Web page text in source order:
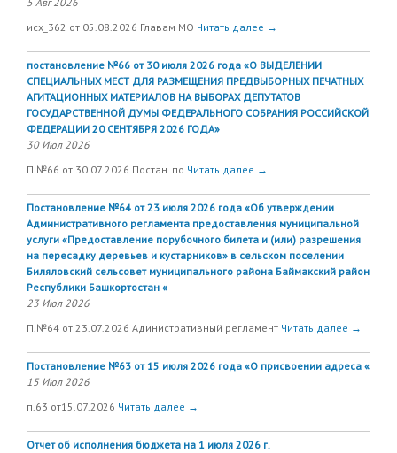
исх_362 от 05.08.2026 Главам МО Читать далее →
постановление №66 от 30 июля 2026 года «О ВЫДЕЛЕНИИ
СПЕЦИАЛЬНЫХ МЕСТ ДЛЯ РАЗМЕЩЕНИЯ ПРЕДВЫБОРНЫХ ПЕЧАТНЫХ
АГИТАЦИОННЫХ МАТЕРИАЛОВ НА ВЫБОРАХ ДЕПУТАТОВ
ГОСУДАРСТВЕННОЙ ДУМЫ ФЕДЕРАЛЬНОГО СОБРАНИЯ РОССИЙСКОЙ
ФЕДЕРАЦИИ 20 СЕНТЯБРЯ 2026 ГОДА»
30 Июл 2026
П.№66 от 30.07.2026 Постан. по Читать далее →
Постановление №64 от 23 июля 2026 года «Об утверждении
Административного регламента предоставления муниципальной
услуги «Предоставление порубочного билета и (или) разрешения
на пересадку деревьев и кустарников» в сельском поселении
Биляловский сельсовет муниципального района Баймакский район
Республики Башкортостан «
23 Июл 2026
П.№64 от 23.07.2026 Адинистративный регламент Читать далее →
Постановление №63 от 15 июля 2026 года «О присвоении адреса «
15 Июл 2026
п.63 от15.07.2026 Читать далее →
Отчет об исполнения бюджета на 1 июля 2026 г.